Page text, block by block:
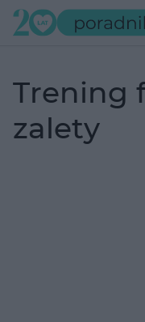
trening funkcjonalny
zalety